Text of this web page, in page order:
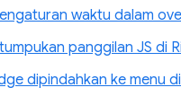
waktu dalam
panggilan JS di
dipindahkan ke menu